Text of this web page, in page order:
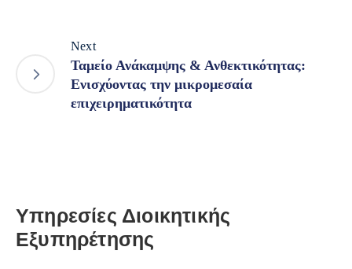
Next
Ταμείο Ανάκαμψης & Ανθεκτικότητας:
Ενισχύοντας την μικρομεσαία
επιχειρηματικότητα
Υπηρεσίες Διοικητικής
Εξυπηρέτησης